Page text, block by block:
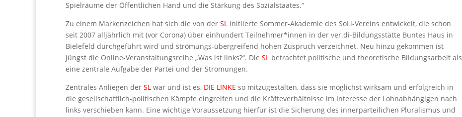
Spielräume der Öffentlichen Hand und die Stärkung des Sozialstaates.“
Zu einem Markenzeichen hat sich die von der SL initiierte Sommer-Akademie des SoLi-Vereins entwickelt, die schon
seit 2007 alljährlich mit (vor Corona) über einhundert Teilnehmer*innen in der ver.di-Bildungsstätte Buntes Haus in
Bielefeld durchgeführt wird und strömungs-übergreifend hohen Zuspruch verzeichnet. Neu hinzu gekommen ist
jüngst die Online-Veranstaltungsreihe „Was ist links?“. Die SL betrachtet politische und theoretische Bildungsarbeit als
eine zentrale Aufgabe der Partei und der Strömungen.
Zentrales Anliegen der SL war und ist es, DIE LINKE so mitzugestalten, dass sie möglichst wirksam und erfolgreich in
die gesellschaftlich-politischen Kämpfe eingreifen und die Kräfteverhältnisse im Interesse der Lohnabhängigen nach
links verschieben kann. Eine wichtige Voraussetzung hierfür ist die Sicherung des innerparteilichen Pluralismus und